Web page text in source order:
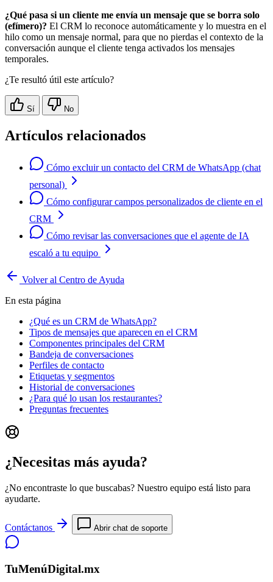
¿Qué pasa si un cliente me envía un mensaje que se borra solo
(efímero)? El CRM lo reconoce automáticamente y lo muestra en el
hilo como un mensaje normal, para que no pierdas el contexto de la
conversación aunque el cliente tenga activados los mensajes
temporales.
¿Te resultó útil este artículo?
Sí No
Artículos relacionados
Cómo excluir un contacto del CRM de WhatsApp (chat
personal)
Cómo configurar campos personalizados de cliente en el
CRM
Cómo revisar las conversaciones que el agente de IA
escaló a tu equipo
Volver al Centro de Ayuda
En esta página
¿Qué es un CRM de WhatsApp?
Tipos de mensajes que aparecen en el CRM
Componentes principales del CRM
Bandeja de conversaciones
Perfiles de contacto
Etiquetas y segmentos
Historial de conversaciones
¿Para qué lo usan los restaurantes?
Preguntas frecuentes
¿Necesitas más ayuda?
¿No encontraste lo que buscabas? Nuestro equipo está listo para
ayudarte.
Contáctanos Abrir chat de soporte
TuMenúDigital.mx